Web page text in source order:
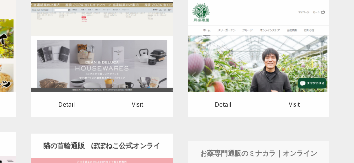
ア
Detail Visit
Detail Visit
園メリーガーデン オンラインストア
Category:食料品
Detail Visit
Detail Visit
猫の首輪通販 ぽぽねこ公式オンライ